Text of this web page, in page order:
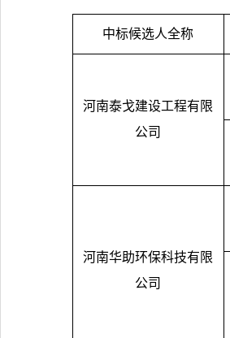
中标候选人全称
河南泰戈建设工程有限
公司
河南华助环保科技有限
公司